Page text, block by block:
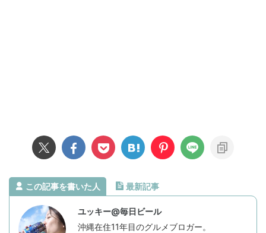
この記事を書いた人 最新記事
ユッキー@毎日ビール
沖縄在住11年目のグルメブロガー。